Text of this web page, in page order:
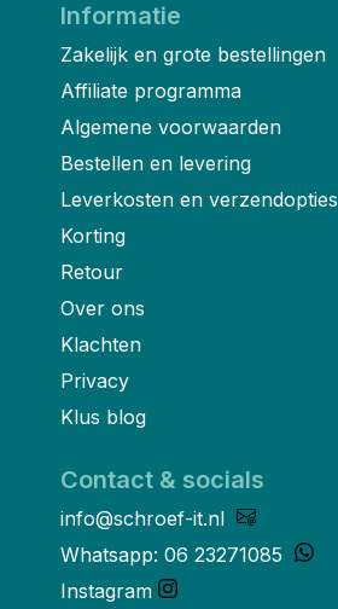
Informatie
Zakelijk en grote bestellingen
Affiliate programma
Algemene voorwaarden
Bestellen en levering
Leverkosten en verzendopties
Korting
Retour
Over ons
Klachten
Privacy
Klus blog
Contact & socials
info@schroef-it.nl
Whatsapp: 06 23271085
Instagram